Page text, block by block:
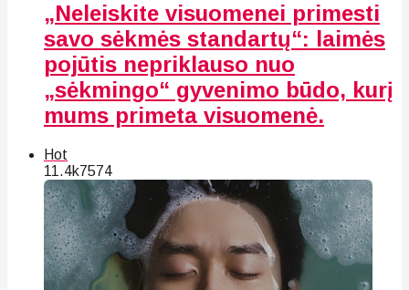
„Neleiskite visuomenei primesti
savo sėkmės standartų“: laimės
pojūtis nepriklauso nuo
„sėkmingo“ gyvenimo būdo, kurį
mums primeta visuomenė.
Hot
11.4k7574